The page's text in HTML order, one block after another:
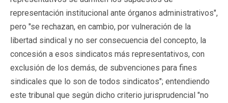
representación institucional ante órganos administrativos",
pero "se rechazan, en cambio, por vulneración de la
libertad sindical y no ser consecuencia del concepto, la
concesión a esos sindicatos más representativos, con
exclusión de los demás, de subvenciones para fines
sindicales que lo son de todos sindicatos"; entendiendo
este tribunal que según dicho criterio jurisprudencial "no